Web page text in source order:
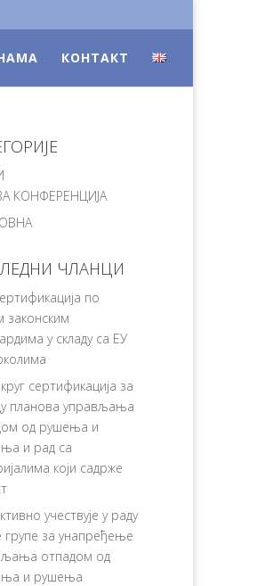
КОНТАКТ
КОНФЕРЕНЦИЈА
ЧЛАНЦИ
по
законским
у складу са ЕУ
сертификација за
планова управљања
од рушења и
и рад са
који садрже
учествује у раду
групе за унапређење
отпадом од
и рушења